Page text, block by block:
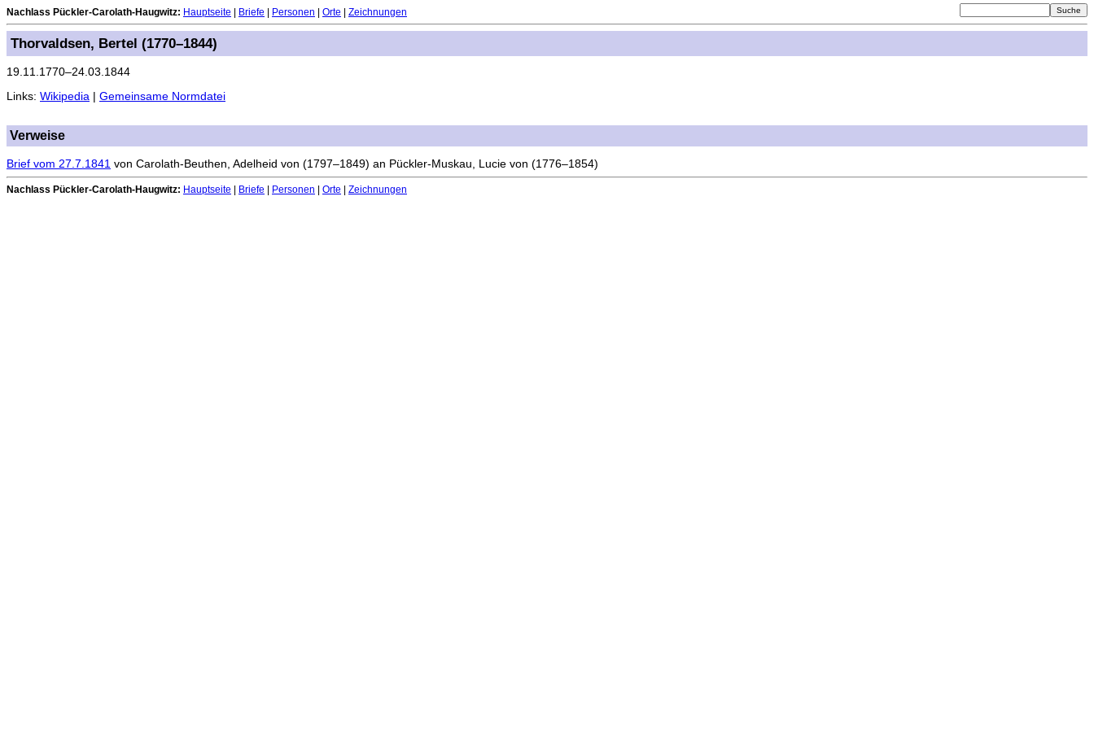
Nachlass Pückler-Carolath-Haugwitz: Hauptseite Briefe Personen Orte Zeichnungen
Thorvaldsen, Bertel (1770–1844)
19.11.1770–24.03.1844
Links: Wikipedia | Gemeinsame Normdatei
Verweise
Brief vom 27.7.1841 von Carolath-Beuthen, Adelheid von (1797–1849) an Pückler-Muskau, Lucie von (1776–1854)
Nachlass Pückler-Carolath-Haugwitz: Hauptseite | Briefe | Personen | Orte | Zeichnungen